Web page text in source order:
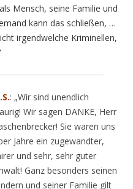
Mensch, seine Familie und
kann das schließen, …
irgendwelche Kriminellen,
: „Wir sind unendlich
Wir sagen DANKE, Herr
Sie waren uns
Jahre ein zugewandter,
und sehr, sehr guter
Ganz besonders seinen
und seiner Familie gilt